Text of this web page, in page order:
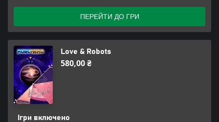
ПЕРЕЙТИ ДО ГРИ
Love & Robots
580,00 ₴
Ігри включено